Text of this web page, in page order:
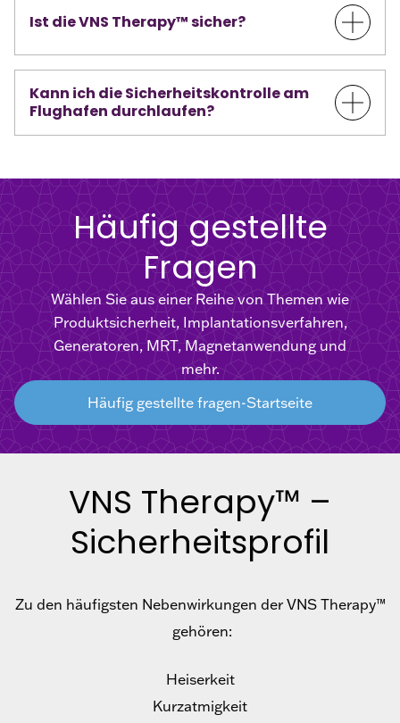
Ist die VNS Therapy™ sicher?
Kann ich die Sicherheitskontrolle am
Flughafen durchlaufen?
Häufig gestellte
Fragen
Wählen Sie aus einer Reihe von Themen wie
Produktsicherheit, Implantationsverfahren,
Generatoren, MRT, Magnetanwendung und
mehr.
Häufig gestellte fragen-Startseite
VNS Therapy™ –
Sicherheitsprofil
Zu den häufigsten Nebenwirkungen der VNS Therapy™
gehören:
Heiserkeit
Kurzatmigkeit